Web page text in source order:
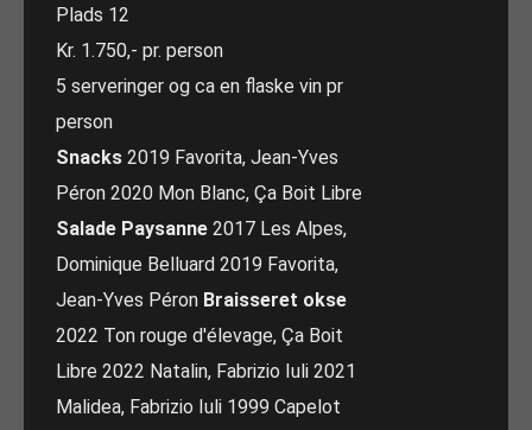
Plads 12
Kr. 1.750,- pr. person
5 serveringer og ca en flaske vin pr
person
Snacks 2019 Favorita, Jean-Yves
Péron 2020 Mon Blanc, Ça Boit Libre
Salade Paysanne 2017 Les Alpes,
Dominique Belluard 2019 Favorita,
Jean-Yves Péron Braisseret okse
2022 Ton rouge d'élevage, Ça Boit
Libre 2022 Natalin, Fabrizio Iuli 2021
Malidea, Fabrizio Iuli 1999 Capelot